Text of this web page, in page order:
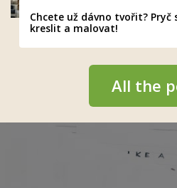
Chcete už dávno tvořit?
kreslit a malovat!
All the